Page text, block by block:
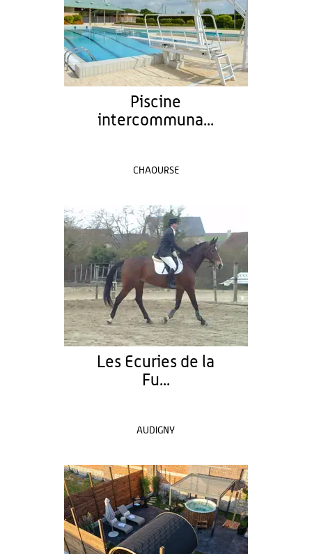
Piscine
intercommuna...
CHAOURSE
Les Ecuries de la
Fu...
AUDIGNY